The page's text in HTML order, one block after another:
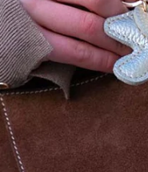
rendez vousici